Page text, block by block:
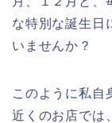
な特別な誕生日
いませんか？
このように私自
近くのお店では